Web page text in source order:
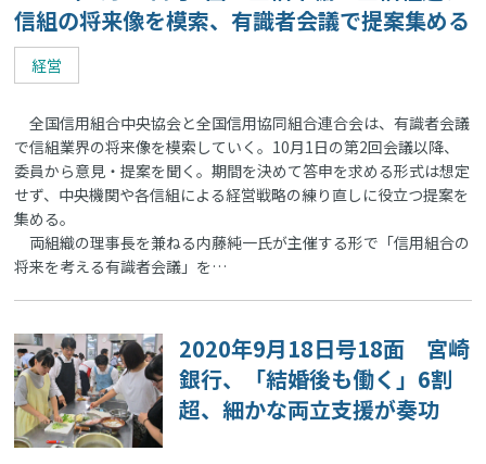
信組の将来像を模索、有識者会議で提案集める
経営
全国信用組合中央協会と全国信用協同組合連合会は、有識者会議
で信組業界の将来像を模索していく。10月1日の第2回会議以降、
委員から意見・提案を聞く。期間を決めて答申を求める形式は想定
せず、中央機関や各信組による経営戦略の練り直しに役立つ提案を
集める。
両組織の理事長を兼ねる内藤純一氏が主催する形で「信用組合の
将来を考える有識者会議」を…
2020年9月18日号18面 宮崎
銀行、「結婚後も働く」6割
超、細かな両立支援が奏功